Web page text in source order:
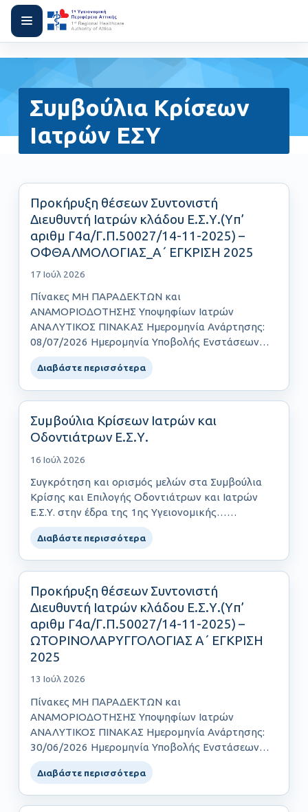
Συμβούλια Κρίσεων
Ιατρών ΕΣΥ
Προκήρυξη θέσεων Συντονιστή
Διευθυντή Ιατρών κλάδου Ε.Σ.Υ.(Yπ’
αριθμ Γ4α/Γ.Π.50027/14-11-2025) –
ΟΦΘΑΛΜΟΛΟΓΙΑΣ_Α΄ ΕΓΚΡΙΣΗ 2025
17 Ιούλ 2026
Πίνακες ΜΗ ΠΑΡΑΔΕΚΤΩΝ και
ΑΝΑΜΟΡΙΟΔΟΤΗΣΗΣ Υποψηφίων Ιατρών
ΑΝΑΛΥΤΙΚΟΣ ΠΙΝΑΚΑΣ Ημερομηνία Ανάρτησης:
08/07/2026 Ημερομηνία Υποβολής Ενστάσεων
έως και: 14/07/2026……
Διαβάστε περισσότερα
Συμβούλια Κρίσεων Ιατρών και
Οδοντιάτρων Ε.Σ.Υ.
16 Ιούλ 2026
Συγκρότηση και ορισμός μελών στα Συμβούλια
Κρίσης και Επιλογής Οδοντιάτρων και Ιατρών
Ε.Σ.Υ. στην έδρα της 1ης Υγειονομικής……
Διαβάστε περισσότερα
Προκήρυξη θέσεων Συντονιστή
Διευθυντή Ιατρών κλάδου Ε.Σ.Υ.(Yπ’
αριθμ Γ4α/Γ.Π.50027/14-11-2025) –
ΩΤΟΡΙΝΟΛΑΡΥΓΓΟΛΟΓΙΑΣ Α΄ ΕΓΚΡΙΣΗ
2025
13 Ιούλ 2026
Πίνακες ΜΗ ΠΑΡΑΔΕΚΤΩΝ και
ΑΝΑΜΟΡΙΟΔΟΤΗΣΗΣ Υποψηφίων Ιατρών
ΑΝΑΛΥΤΙΚΟΣ ΠΙΝΑΚΑΣ Ημερομηνία Ανάρτησης:
30/06/2026 Ημερομηνία Υποβολής Ενστάσεων
έως και: 06/07/2026……
Διαβάστε περισσότερα